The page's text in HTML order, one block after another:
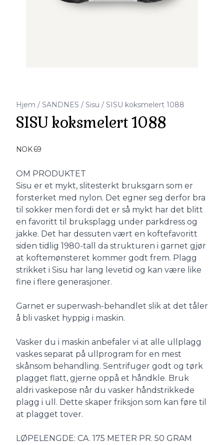
Hjem / SANDNES / Sisu / SISU koksmelert 1088
SISU koksmelert 1088
NOK 69
Description
OM PRODUKTET
Sisu er et mykt, slitesterkt bruksgarn som er
forsterket med nylon. Det egner seg derfor bra
til sokker men fordi det er så mykt har det blitt
en favoritt til bruksplagg under parkdress og
jakke. Det har dessuten vært en koftefavoritt
siden tidlig 1980-tall da strukturen i garnet gjør
at koftemønsteret kommer godt frem. Plagg
strikket i Sisu har lang levetid og kan være like
fine i flere generasjoner.
Garnet er superwash-behandlet slik at det tåler
å bli vasket hyppig i maskin.
Vasker du i maskin anbefaler vi at alle ullplagg
vaskes separat på ullprogram for en mest
skånsom behandling. Sentrifuger godt og tørk
plagget flatt, gjerne oppå et håndkle. Bruk
aldri vaskepose når du vasker håndstrikkede
plagg i ull. Dette skaper friksjon som kan føre til
at plagget tover.
LØPELENGDE: CA. 175 METER PR. 50 GRAM